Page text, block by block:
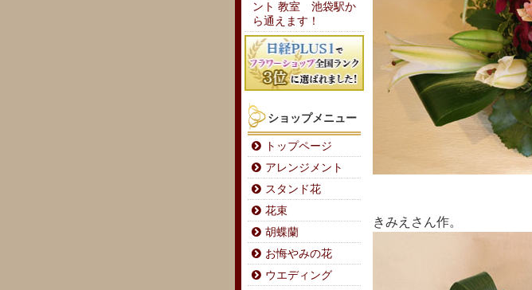
きみえさん作。
ント 教室 池袋駅か
ら通えます！
ショップメニュー
トップページ
アレンジメント
スタンド花
花束
胡蝶蘭
お悔やみの花
ウエディング